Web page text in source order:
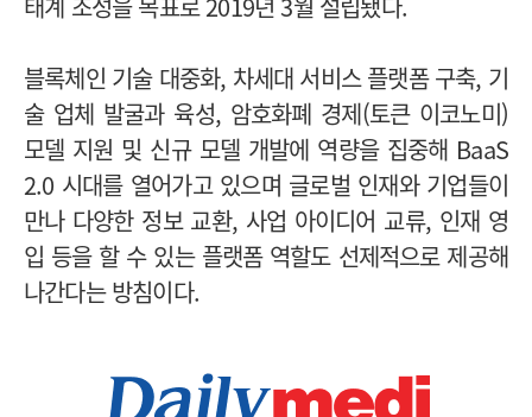
블록체인 기술 대중화, 차세대 서비스 플랫폼 구축, 기
술 업체 발굴과 육성, 암호화폐 경제(토큰 이코노미)
모델 지원 및 신규 모델 개발에 역량을 집중해 BaaS
2.0 시대를 열어가고 있으며 글로벌 인재와 기업들이
만나 다양한 정보 교환, 사업 아이디어 교류, 인재 영
입 등을 할 수 있는 플랫폼 역할도 선제적으로 제공해
나간다는 방침이다.